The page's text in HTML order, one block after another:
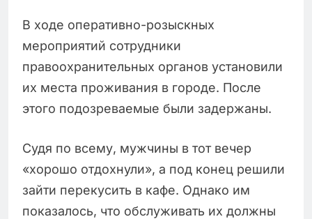
В ходе оперативно-розыскных
мероприятий сотрудники
правоохранительных органов установили
их места проживания в городе. После
этого подозреваемые были задержаны.
Судя по всему, мужчины в тот вечер
«хорошо отдохнули», а под конец решили
зайти перекусить в кафе. Однако им
показалось, что обслуживать их должны